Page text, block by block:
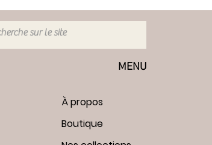
requis)
sont à la
des
MENU
À propos
Boutique